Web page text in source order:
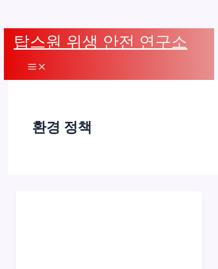
탑스원 위생 안전 연구소
Main
환경 정책